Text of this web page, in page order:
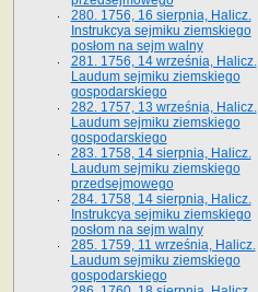
280. 1756, 16 sierpnia, Halicz.
Instrukcya sejmiku ziemskiego
posłom na sejm walny
281. 1756, 14 września, Halicz.
Laudum sejmiku ziemskiego
gospodarskiego
282. 1757, 13 września, Halicz.
Laudum sejmiku ziemskiego
gospodarskiego
283. 1758, 14 sierpnia, Halicz.
Laudum sejmiku ziemskiego
przedsejmowego
284. 1758, 14 sierpnia, Halicz.
Instrukcya sejmiku ziemskiego
posłom na sejm walny
285. 1759, 11 września, Halicz.
Laudum sejmiku ziemskiego
gospodarskiego